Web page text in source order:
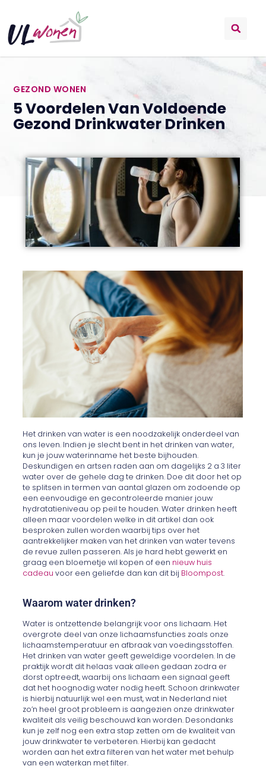
GEZOND WONEN
5 Voordelen Van Voldoende
Gezond Drinkwater Drinken
Het drinken van water is een noodzakelijk onderdeel van
ons leven. Indien je slecht bent in het drinken van water,
kun je jouw waterinname het beste bijhouden.
Deskundigen en artsen raden aan om dagelijks 2 a 3 liter
water over de gehele dag te drinken. Doe dit door het op
te splitsen in termen van aantal glazen om zodoende op
een eenvoudige en gecontroleerde manier jouw
hydratatieniveau op peil te houden. Water drinken heeft
alleen maar voordelen welke in dit artikel dan ook
besproken zullen worden waarbij tips over het
aantrekkelijker maken van het drinken van water tevens
de revue zullen passeren. Als je hard hebt gewerkt en
graag een bloemetje wil kopen of een nieuw huis
cadeau voor een geliefde dan kan dit bij Bloompost.
Waarom water drinken?
Water is ontzettende belangrijk voor ons lichaam. Het
overgrote deel van onze lichaamsfuncties zoals onze
lichaamstemperatuur en afbraak van voedingsstoffen.
Het drinken van water geeft geweldige voordelen. In de
praktijk wordt dit helaas vaak alleen gedaan zodra er
dorst optreedt, waarbij ons lichaam een signaal geeft
dat het hoognodig water nodig heeft. Schoon drinkwater
is hierbij natuurlijk wel een must, wat in Nederland niet
zo’n heel groot probleem is aangezien onze drinkwater
kwaliteit als veilig beschouwd kan worden. Desondanks
kun je zelf nog een extra stap zetten om de kwaliteit van
jouw drinkwater te verbeteren. Hierbij kan gedacht
worden aan het extra filteren van het water met behulp
van een waterkan met filter.